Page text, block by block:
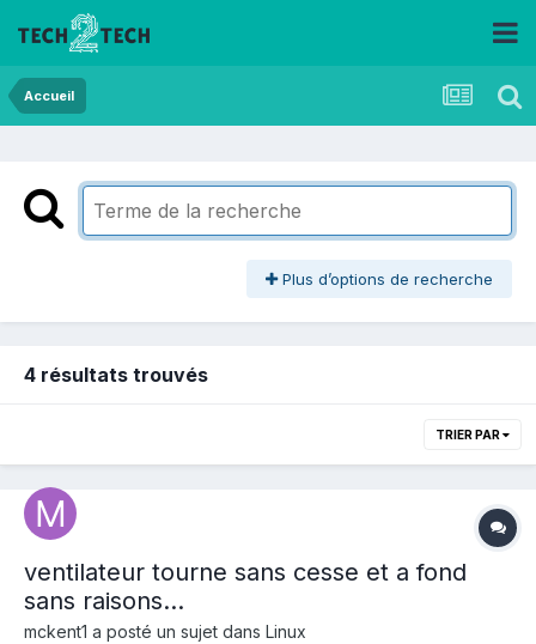
Accueil
Plus d’options de recherche
4 résultats trouvés
TRIER PAR
ventilateur tourne sans cesse et a fond
sans raisons...
mckent1 a posté un sujet dans Linux